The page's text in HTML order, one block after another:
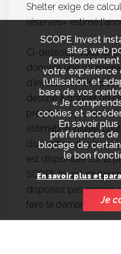
Shelter exige de
réserves» estimé
Ci-dessous, vous
donnera une
d’investissement
destiné à donner un
procéder à plusieurs
estimation initiale.
disposition des
est disponible sur la
SCOPE Invest
disposez pas encore
faire la demande à
SCOPE Invest
sites web
votre expérience
l’utilisation, et
base de vos
« Je
cookies et
En savoir
préférences de
blocage de
le bon
En savoir plus et
Je